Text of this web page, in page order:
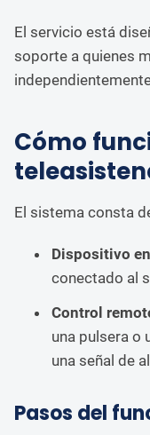
El servicio está
soporte a quienes
Cómo
El sistema consta
Dispositivo
conectado al
Control
una pulsera o
una señal de
Pasos del